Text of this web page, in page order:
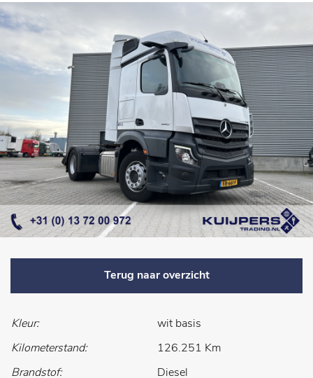
Terug naar overzicht
Kleur:
wit basis
Kilometerstand:
126.251 Km
Brandstof:
Diesel